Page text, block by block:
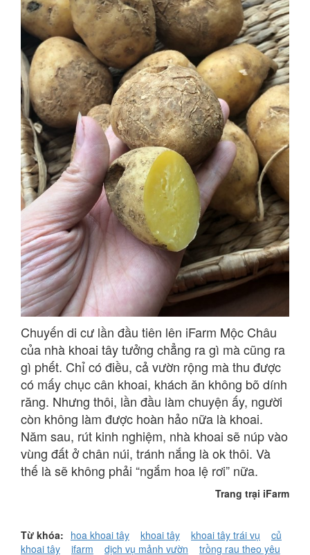
Chuyến di cư lần đầu tiên lên iFarm Mộc Châu
của nhà khoai tây tưởng chẳng ra gì mà cũng ra
gì phết. Chỉ có điều, cả vườn rộng mà thu được
có mấy chục cân khoai, khách ăn không bõ dính
răng. Nhưng thôi, lần đầu làm chuyện ấy, người
còn không làm được hoàn hảo nữa là khoai.
Năm sau, rút kinh nghiệm, nhà khoai sẽ núp vào
vùng đất ở chân núi, tránh nắng là ok thôi. Và
thế là sẽ không phải “ngắm hoa lệ rơi” nữa.
Trang trại iFarm
Từ khóa: hoa khoai tây khoai tây khoai tây trái vụ
củ
khoai tây
ifarm dịch vụ mảnh vườn
trồng rau theo yêu